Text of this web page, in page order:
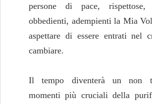
persone di pace, rispettose,
obbedienti, adempienti la Mia
aspettare di essere entrati nel
cambiare.
Il tempo diventerà un non
momenti più cruciali della